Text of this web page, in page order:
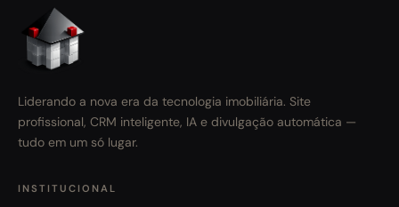
Liderando a nova era da tecnologia imobiliária. Site
profissional, CRM inteligente, IA e divulgação automática —
tudo em um só lugar.
INSTITUCIONAL